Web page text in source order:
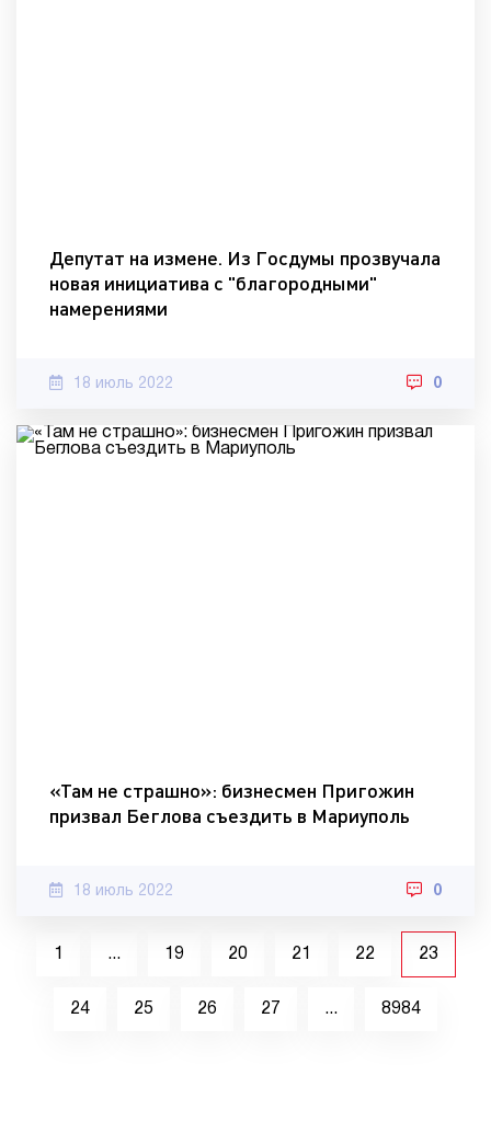
Депутат на измене. Из Госдумы прозвучала
новая инициатива с "благородными"
намерениями
18 июль 2022 0
«Там не страшно»: бизнесмен Пригожин
призвал Беглова съездить в Мариуполь
18 июль 2022 0
1 ... 19 20 21 22 23
24 25 26 27 ... 8984